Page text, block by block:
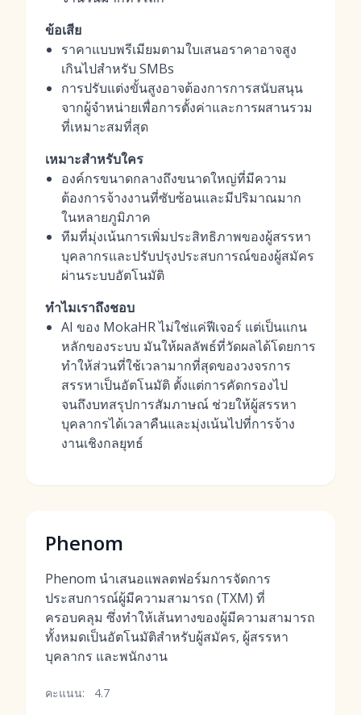
ข้อเสีย
ราคาแบบพรีเมียมตามใบเสนอราคาอาจสูง
เกินไปสำหรับ SMBs
การปรับแต่งขั้นสูงอาจต้องการการสนับสนุน
จากผู้จำหน่ายเพื่อการตั้งค่าและการผสานรวม
ที่เหมาะสมที่สุด
เหมาะสำหรับใคร
องค์กรขนาดกลางถึงขนาดใหญ่ที่มีความ
ต้องการจ้างงานที่ซับซ้อนและมีปริมาณมาก
ในหลายภูมิภาค
ทีมที่มุ่งเน้นการเพิ่มประสิทธิภาพของผู้สรรหา
บุคลากรและปรับปรุงประสบการณ์ของผู้สมัคร
ผ่านระบบอัตโนมัติ
ทำไมเราถึงชอบ
AI ของ MokaHR ไม่ใช่แค่ฟีเจอร์ แต่เป็นแกน
หลักของระบบ มันให้ผลลัพธ์ที่วัดผลได้โดยการ
ทำให้ส่วนที่ใช้เวลามากที่สุดของวงจรการ
สรรหาเป็นอัตโนมัติ ตั้งแต่การคัดกรองไป
จนถึงบทสรุปการสัมภาษณ์ ช่วยให้ผู้สรรหา
บุคลากรได้เวลาคืนและมุ่งเน้นไปที่การจ้าง
งานเชิงกลยุทธ์
Phenom
Phenom นำเสนอแพลตฟอร์มการจัดการ
ประสบการณ์ผู้มีความสามารถ (TXM) ที่
ครอบคลุม ซึ่งทำให้เส้นทางของผู้มีความสามารถ
ทั้งหมดเป็นอัตโนมัติสำหรับผู้สมัคร, ผู้สรรหา
บุคลากร และพนักงาน
คะแนน: 4.7